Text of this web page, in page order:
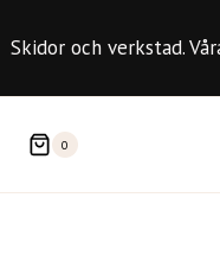
toSkidor och verkstad.
0